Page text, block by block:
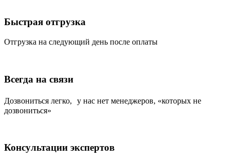
Быстрая отгрузка
Отгрузка на следующий день после оплаты
Всегда на связи
Дозвониться легко, у нас нет менеджеров, «которых не
дозвониться»
Консультации экспертов